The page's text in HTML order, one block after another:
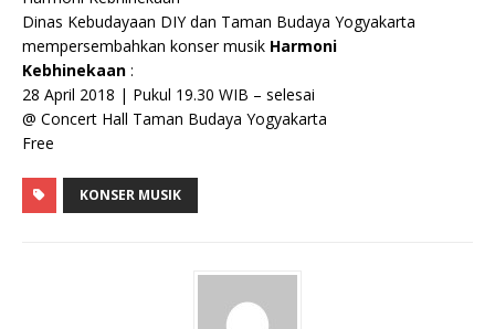
Dinas Kebudayaan DIY dan Taman Budaya Yogyakarta
mempersembahkan konser musik Harmoni
Kebhinekaan :
28 April 2018 | Pukul 19.30 WIB – selesai
@ Concert Hall Taman Budaya Yogyakarta
Free
KONSER MUSIK